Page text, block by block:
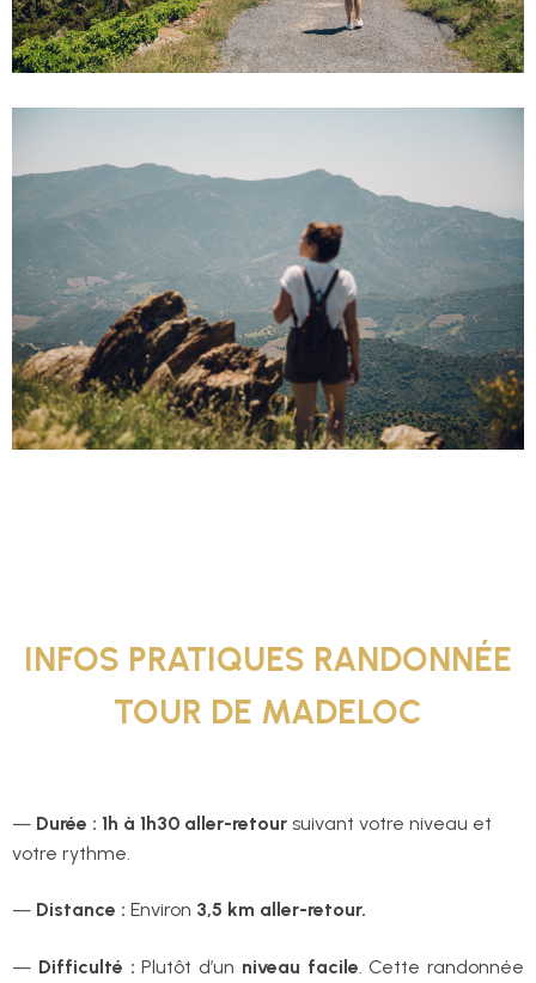
INFOS PRATIQUES RANDONNÉE
TOUR DE MADELOC
— Durée : 1h à 1h30 aller-retour suivant votre niveau et
votre rythme.
— Distance : Environ 3,5 km aller-retour.
— Difficulté : Plutôt d’un niveau facile . Cette randonnée